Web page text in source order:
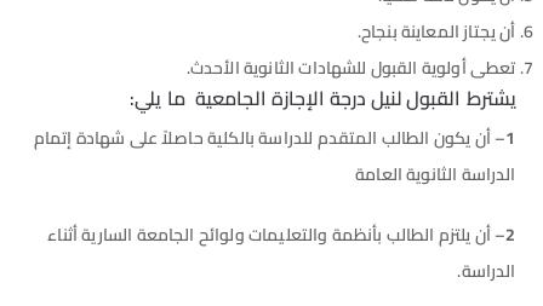
أن يجتاز المعاينة بنجاح.
تعطى أولوية القبول للشهادات الثانوية الأحدث.
يشترط القبوللنيل درجة الإجازة الجامعية ما يلي:
1– أن يكون الطالب المتقدم للدراسة بالكلية حاصلاً على شهادة إتمام
الدراسة الثانوية العامة
2– أن يلتزم الطالب بأنظمة والتعليمات ولوائح الجامعة السارية أثناء
الدراسة.